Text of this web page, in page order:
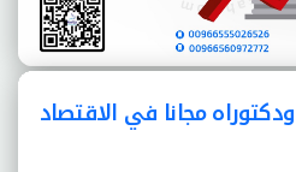
مجانا في الاقتصاد